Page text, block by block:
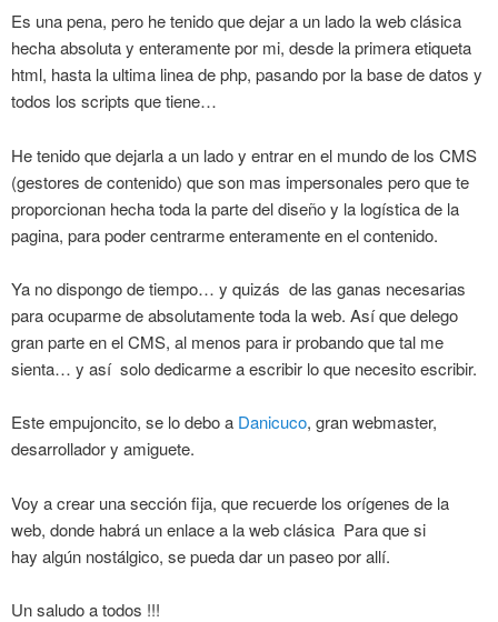
Es una pena, pero he tenido que dejar a un lado la web clásica
hecha absoluta y enteramente por mi, desde la primera etiqueta
html, hasta la ultima linea de php, pasando por la base de datos y
todos los scripts que tiene…
He tenido que dejarla a un lado y entrar en el mundo de los CMS
(gestores de contenido) que son mas impersonales pero que te
proporcionan hecha toda la parte del diseño y la logística de la
pagina, para poder centrarme enteramente en el contenido.
Ya no dispongo de tiempo… y quizás de las ganas necesarias
para ocuparme de absolutamente toda la web. Así que delego
gran parte en el CMS, al menos para ir probando que tal me
sienta… y así solo dedicarme a escribir lo que necesito escribir.
Este empujoncito, se lo debo a Danicuco, gran webmaster,
desarrollador y amiguete.
Voy a crear una sección fija, que recuerde los orígenes de la
web, donde habrá un enlace a la web clásica Para que si
hay algún nostálgico, se pueda dar un paseo por allí.
Un saludo a todos !!!